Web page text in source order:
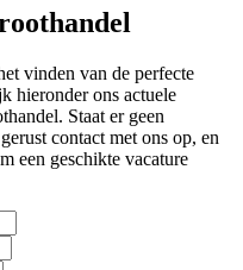
vinden van de perfecte
hieronder ons actuele
Staat er geen
contact met ons op, en
een geschikte vacature